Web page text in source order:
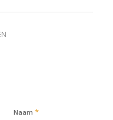
Naam *